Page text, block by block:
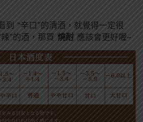
到 “辛口”的清酒，就覺得一定很
”的酒，那買 燒酎 應該會更好喔~